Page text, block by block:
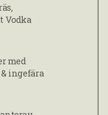
Vodka
med
ingefära